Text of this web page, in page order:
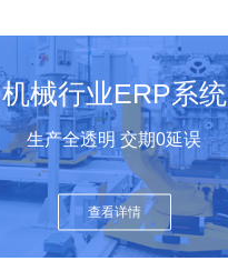
联系正航
网站导航
机械行业ERP系统
生产全透明 交期0延误
查看详情